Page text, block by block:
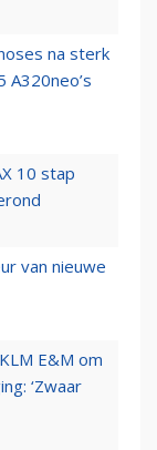
na sterk
A320neo’s
10 stap
van nieuwe
E&M om
‘Zwaar